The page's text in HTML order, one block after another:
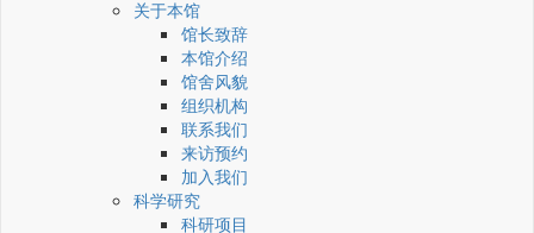
关于本馆
馆长致辞
本馆介绍
馆舍风貌
组织机构
联系我们
来访预约
加入我们
科学研究
科研项目